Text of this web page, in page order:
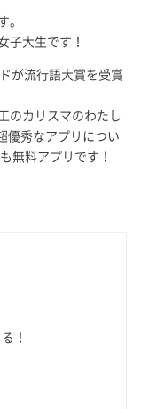
。
子大生です！
が流行語大賞を受賞
のカリスマのわたし
優秀なアプリについ
無料アプリです！
！